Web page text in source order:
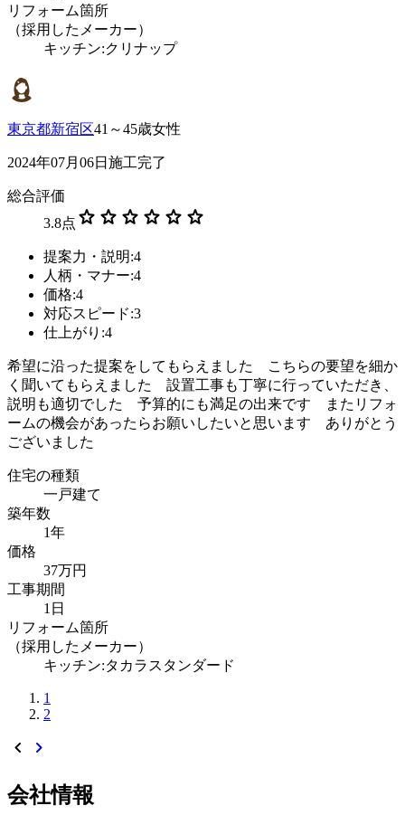
リフォーム箇所
（採用したメーカー）
キッチン:クリナップ
東京都新宿区41～45歳女性
2024年07月06日施工完了
総合評価
3.8点 star star star star star star
提案力・説明:4
人柄・マナー:4
価格:4
対応スピード:3
仕上がり:4
希望に沿った提案をしてもらえました こちらの要望を細か
く聞いてもらえました 設置工事も丁寧に行っていただき、
説明も適切でした 予算的にも満足の出来です またリフォ
ームの機会があったらお願いしたいと思います ありがとう
ございました
住宅の種類
一戸建て
築年数
1年
価格
37万円
工事期間
1日
リフォーム箇所
（採用したメーカー）
キッチン:タカラスタンダード
1
2
chevron_left chevron_right
会社情報